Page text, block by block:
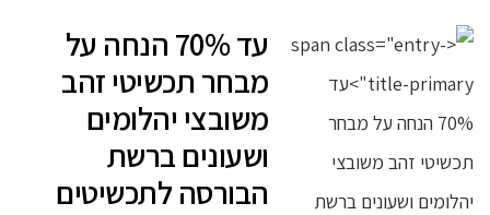
עד 70% הנחה על
מבחר תכשיטי זהב
משובצי יהלומים
ושעונים ברשת
הבורסה לתכשיטים